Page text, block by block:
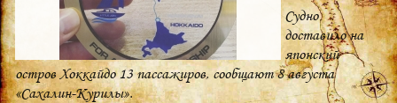
Судно
доставило на
японский
остров Хоккайдо 13 пассажиров, сообщают 8 августа
«Сахалин-Курилы».